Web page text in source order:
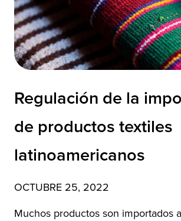
Regulación de la
de productos textiles
latinoamericanos
OCTUBRE 25, 2022
Muchos productos son importados